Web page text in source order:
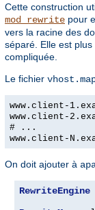
Cette construction
mod_rewrite pour
vers la racine des
séparé. Elle est
compliquée.
Le fichier
www.client-
www.client-
# ...
www.client-
On doit ajouter à
RewriteEngine